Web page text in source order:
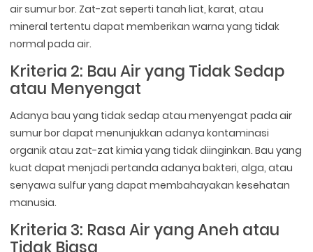
air sumur bor. Zat-zat seperti tanah liat, karat, atau
mineral tertentu dapat memberikan warna yang tidak
normal pada air.
Kriteria 2: Bau Air yang Tidak Sedap
atau Menyengat
Adanya bau yang tidak sedap atau menyengat pada air
sumur bor dapat menunjukkan adanya kontaminasi
organik atau zat-zat kimia yang tidak diinginkan. Bau yang
kuat dapat menjadi pertanda adanya bakteri, alga, atau
senyawa sulfur yang dapat membahayakan kesehatan
manusia.
Kriteria 3: Rasa Air yang Aneh atau
Tidak Biasa